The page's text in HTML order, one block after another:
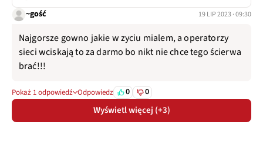
~gość 19 LIP 2023 · 09:30
Najgorsze gowno jakie w zyciu mialem, a operatorzy
sieci wciskają to za darmo bo nikt nie chce tego ścierwa
brać!!!
Pokaż 1 odpowiedź Odpowiedz 0 0
Wyświetl więcej (+3)